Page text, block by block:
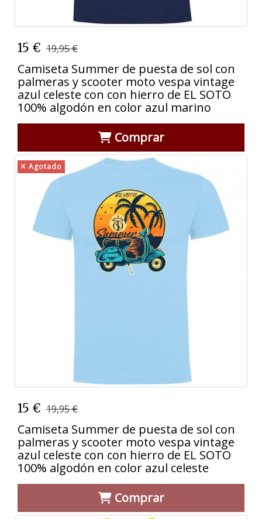
15 € 19,95 €
Camiseta Summer de puesta de sol con
palmeras y scooter moto vespa vintage
azul celeste con con hierro de EL SOTO
100% algodón en color azul marino
Comprar
Agotado
15 € 19,95 €
Camiseta Summer de puesta de sol con
palmeras y scooter moto vespa vintage
azul celeste con con hierro de EL SOTO
100% algodón en color azul celeste
Comprar